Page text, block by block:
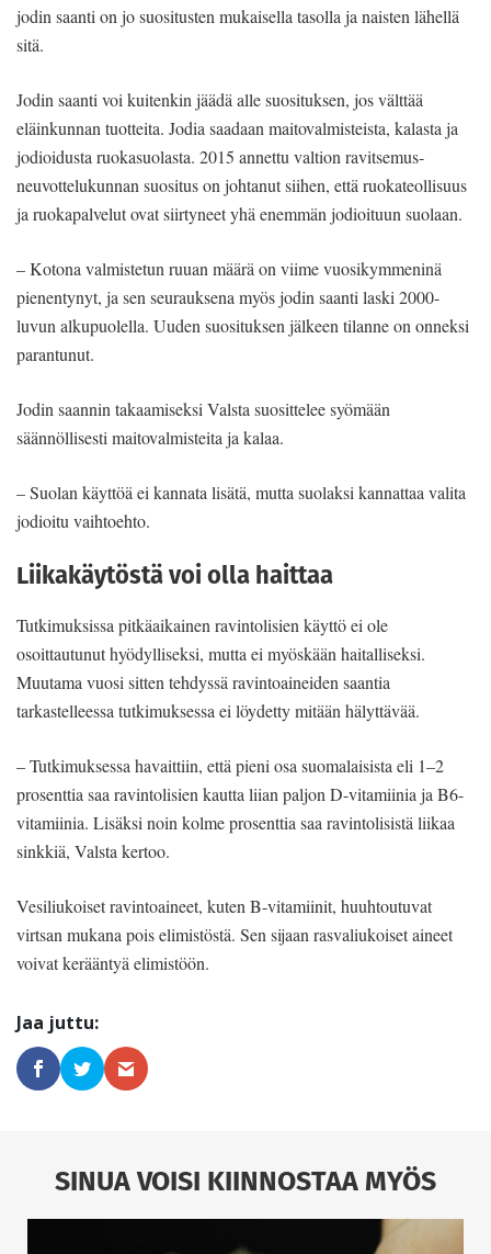
jodin saan­ti on jo suositusten mukaisella tasolla ja naisten lähellä
sitä.
Jodin saanti voi kuitenkin jäädä al­le suosituksen, jos välttää
eläinkunnan tuotteita. Jodia saadaan maitovalmis­teista, kalasta ja
jodioidusta ruokasuo­lasta. 2015 annettu valtion ravitsemus­
neuvottelukunnan suositus on johta­nut siihen, että ruokateollisuus
ja ruo­kapalvelut ovat siirtyneet yhä enem­män jodioituun suolaan.
– Kotona valmistetun ruuan mää­rä on viime vuosikymmeninä
pienen­tynyt, ja sen seurauksena myös jodin saanti laski 2000-
luvun alkupuolella. Uuden suosituksen jälkeen tilanne on onneksi
parantunut.
Jodin saannin takaamiseksi Valsta suosittelee syömään
säännöllisesti mai­tovalmisteita ja kalaa.
– Suolan käyttöä ei kannata lisätä, mutta suolaksi kannattaa valita
jodioi­tu vaihtoehto.
Liikakäytöstä voi olla haittaa
Tutkimuksissa pitkäaikainen ravinto­lisien käyttö ei ole
osoittautunut hyö­dylliseksi, mutta ei myöskään haitalli­seksi.
Muutama vuosi sitten tehdyssä ravintoaineiden saantia
tarkastelleessa tutkimuksessa ei löydetty mitään hä­lyttävää.
– Tutkimuksessa havaittiin, että pieni osa suomalaisista eli 1–2
prosent­tia saa ravintolisien kautta liian paljon D-vitamiinia ja B6-
vitamiinia. Lisäksi noin kolme prosenttia saa ravintolisis­tä liikaa
sinkkiä, Valsta kertoo.
Vesiliukoiset ravintoaineet, kuten B-vitamiinit, huuhtoutuvat
virtsan mukana pois elimistöstä. Sen sijaan rasvaliukoiset aineet
voivat kerääntyä elimistöön.
SINUA VOISI KIINNOSTAA MYÖS